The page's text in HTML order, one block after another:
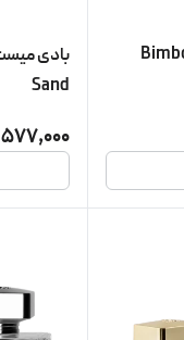
Sand
577,000